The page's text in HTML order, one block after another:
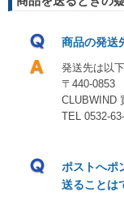
商品の発送
発送先は以
〒440-0853
CLUBWIND
TEL 0532-
ポストへポ
送ることは